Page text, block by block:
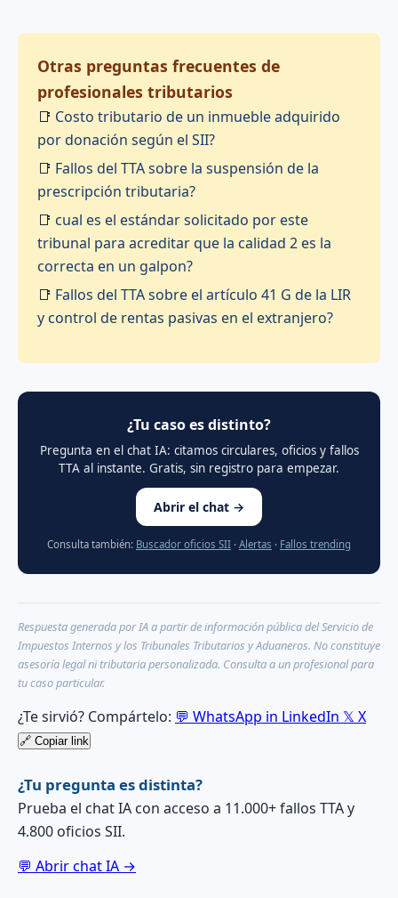
Otras preguntas frecuentes de
profesionales tributarios
📑 Costo tributario de un inmueble adquirido
por donación según el SII?
📑 Fallos del TTA sobre la suspensión de la
prescripción tributaria?
📑 cual es el estándar solicitado por este
tribunal para acreditar que la calidad 2 es la
correcta en un galpon?
📑 Fallos del TTA sobre el artículo 41 G de la LIR
y control de rentas pasivas en el extranjero?
¿Tu caso es distinto?
Pregunta en el chat IA: citamos circulares, oficios y fallos
TTA al instante. Gratis, sin registro para empezar.
Abrir el chat →
Consulta también: Buscador oficios SII · Alertas · Fallos trending
Respuesta generada por IA a partir de información pública del Servicio de
Impuestos Internos y los Tribunales Tributarios y Aduaneros. No constituye
asesoría legal ni tributaria personalizada. Consulta a un profesional para
tu caso particular.
¿Te sirvió? Compártelo: 💬 WhatsApp in LinkedIn 𝕏 X
🔗 Copiar link
¿Tu pregunta es distinta?
Prueba el chat IA con acceso a 11.000+ fallos TTA y
4.800 oficios SII.
💬 Abrir chat IA →